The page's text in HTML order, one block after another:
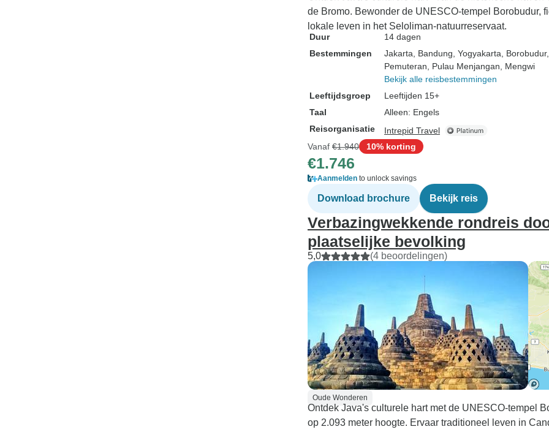
de Bromo. Bewonder de UNESCO-tempel Borobudur,
lokale leven in het Seloliman-natuurreservaat.
Duur
14 dagen
Bestemmingen
Jakarta , Bandung , Yogyakarta , Borobudur
Pemuteran , Pulau Menjangan , Mengwi
Bekijk alle reisbestemmingen
Leeftijdsgroep
Leeftijden 15+
Taal
Alleen: Engels
Reisorganisatie
Intrepid Travel
Vanaf €1.940 10% korting
€1.746
Aanmelden to unlock savings
Download brochure Bekijk reis
Verbazingwekkende rondreis
plaatselijke bevolking
5,0 (4 beoordelingen)
Oude Wonderen
Ontdek Java's culturele hart met de UNESCO-tempel
op 2.093 meter hoogte. Ervaar traditioneel leven in